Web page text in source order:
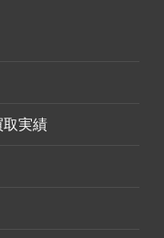
取実績